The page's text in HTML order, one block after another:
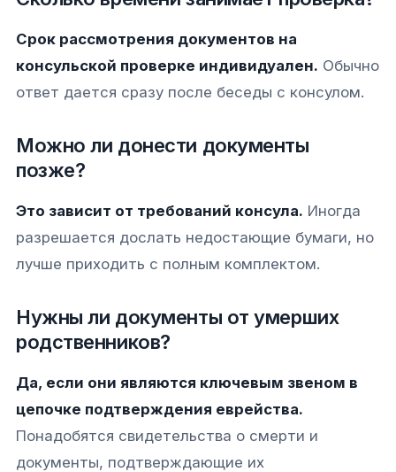
Срок рассмотрения документов на
консульской проверке индивидуален. Обычно
ответ дается сразу после беседы с консулом.
Можно ли донести документы
позже?
Это зависит от требований консула. Иногда
разрешается дослать недостающие бумаги, но
лучше приходить с полным комплектом.
Нужны ли документы от умерших
родственников?
Да, если они являются ключевым звеном в
цепочке подтверждения еврейства.
Понадобятся свидетельства о смерти и
документы, подтверждающие их